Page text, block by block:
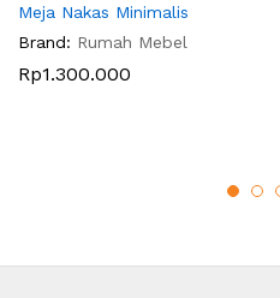
Meja Nakas Minimalis
Brand: Rumah Mebel
Rp1.300.000